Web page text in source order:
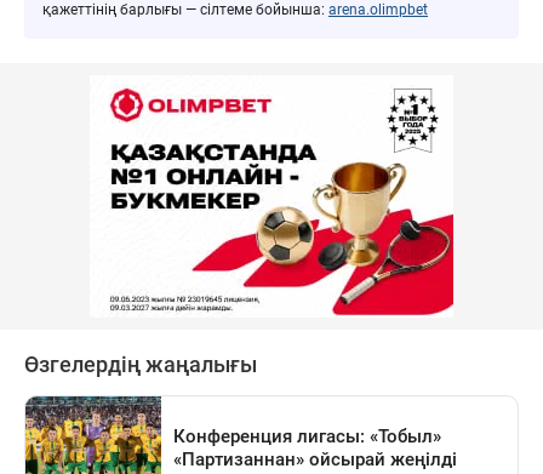
қажеттінің барлығы — сілтеме бойынша: arena.olimpbet